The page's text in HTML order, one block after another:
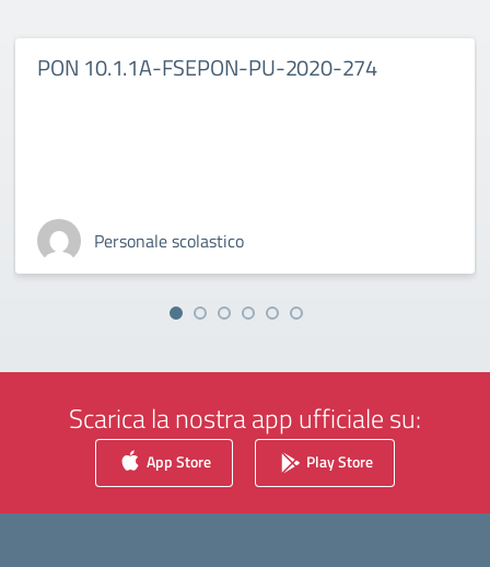
PON 10.1.1A-FSEPON-PU-2020-274
Personale scolastico
Scarica la nostra app ufficiale su:
App Store Play Store